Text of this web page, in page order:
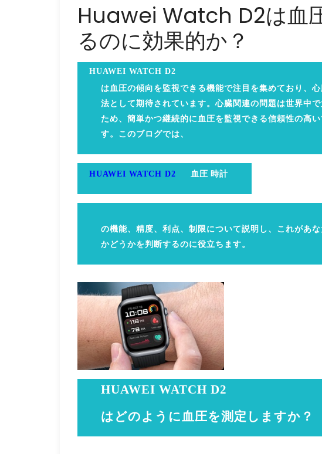
Huawei Watch D2は血
るのに効果的か？
HUAWEI WATCH D2
は血圧の傾向を監視できる機能で注目を集めており、
法として期待されています。心臓関連の問題は世界中
ため、簡単かつ継続的に血圧を監視できる信頼性の高
す。このブログでは、
HUAWEI WATCH D2 血圧 時計
の機能、精度、利点、制限について説明し、これがあ
かどうかを判断するのに役立ちます。
HUAWEI WATCH D2
はどのように血圧を測定しますか？